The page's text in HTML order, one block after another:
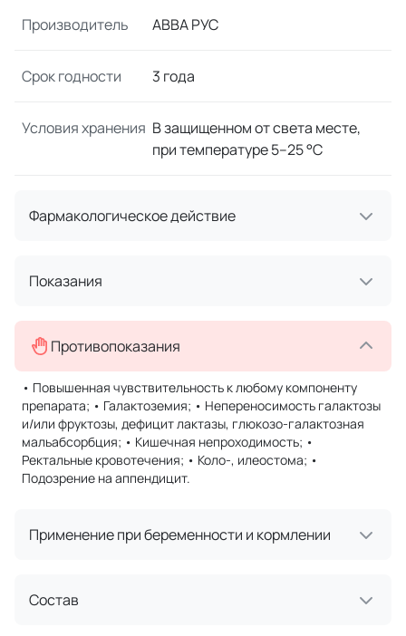
Производитель АВВА РУС
Срок годности 3 года
Условия хранения В защищенном от света месте,
при температуре 5–25 °C
Фармакологическое действие
Показания
Противопоказания
• Повышенная чувствительность к любому компоненту
препарата; • Галактоземия; • Непереносимость галактозы
и/или фруктозы, дефицит лактазы, глюкозо-галактозная
мальабсорбция; • Кишечная непроходимость; •
Ректальные кровотечения; • Коло-, илеостома; •
Подозрение на аппендицит.
Применение при беременности и кормлении
Состав